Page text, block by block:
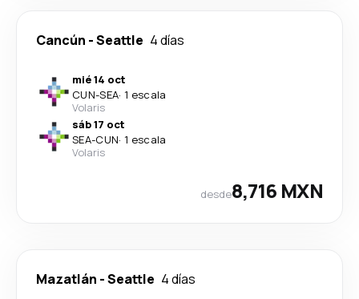
Cancún -Seattle 4 días
mié 14 oct
CUN-SEA· 1 escala
Volaris
sáb 17 oct
SEA-CUN· 1 escala
Volaris
desde8,716 MXN
Mazatlán -Seattle 4 días